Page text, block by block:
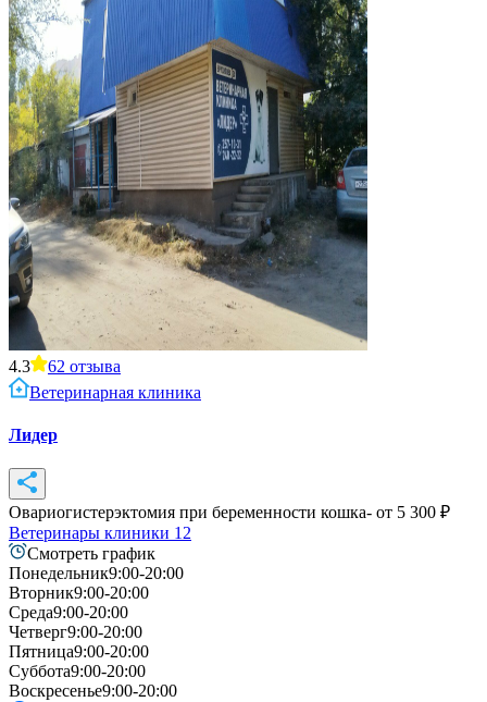
4.3 62 отзыва
Ветеринарная клиника
Лидер
Овариогистерэктомия при беременности кошка- от 5 300 ₽
Ветеринары клиники 12
Смотреть график
Понедельник9:00-20:00
Вторник9:00-20:00
Среда9:00-20:00
Четверг9:00-20:00
Пятница9:00-20:00
Суббота9:00-20:00
Воскресенье9:00-20:00